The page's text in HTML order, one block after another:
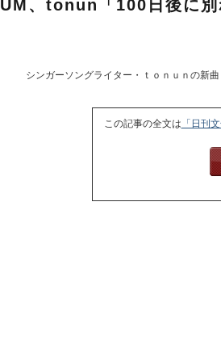
UM、tonun「100日後に別
シンガーソングライター・ｔｏｎｕｎの新曲
この記事の全文は 「日刊